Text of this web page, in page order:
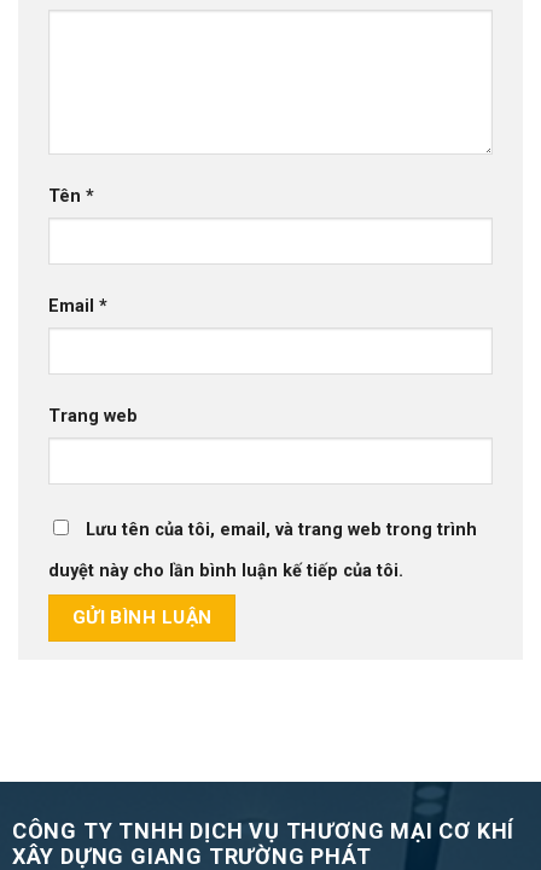
Tên *
Email *
Trang web
Lưu tên của tôi, email, và trang web trong trình
duyệt này cho lần bình luận kế tiếp của tôi.
CÔNG TY TNHH DỊCH VỤ THƯƠNG MẠI CƠ KHÍ
XÂY DỰNG GIANG TRƯỜNG PHÁT